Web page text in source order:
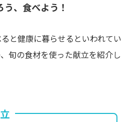
、食べよう！
と健康に暮らせるといわれてい
旬の食材を使った献立を紹介し